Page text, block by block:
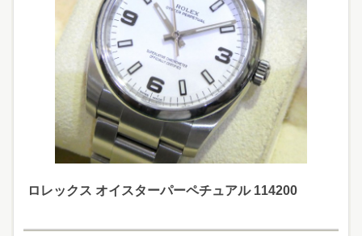
ロレックス オイスターパーペチュアル 114200